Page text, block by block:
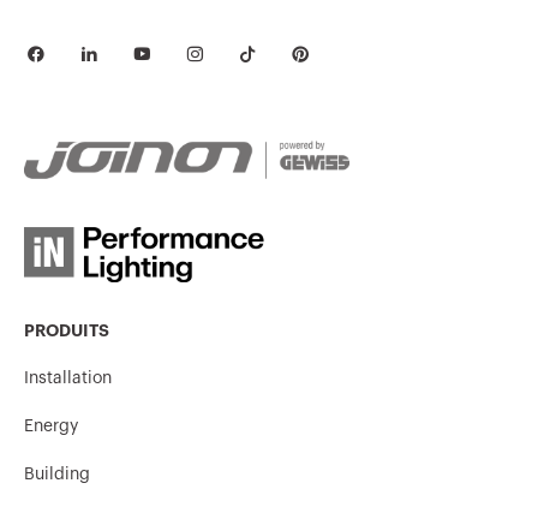
PRODUITS
Installation
Energy
Building